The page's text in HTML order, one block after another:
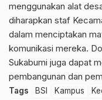
menggunakan alat
diharapkan staf
dalam menciptakan
komunikasi mereka.
Sukabumi juga dapat
pembangunan dan
Tags BSI Kampus